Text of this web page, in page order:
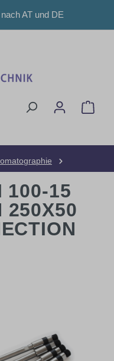
AT und DE
100-15
250X50